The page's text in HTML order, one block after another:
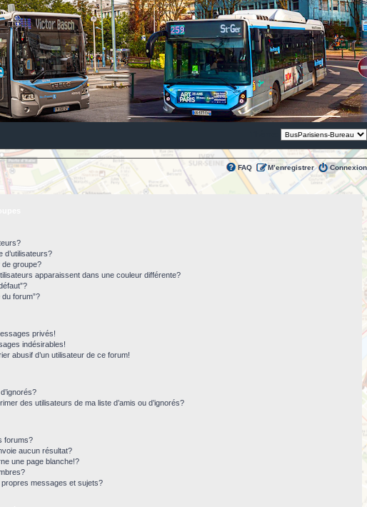
FAQ M’enregistrer Connexion
d’utilisateurs?
de groupe?
apparaissent dans une couleur différente?
du forum”?
privés!
indésirables!
abusif d’un utilisateur de ce forum!
des utilisateurs de ma liste d’amis ou d’ignorés?
forums?
aucun résultat?
une page blanche!?
messages et sujets?